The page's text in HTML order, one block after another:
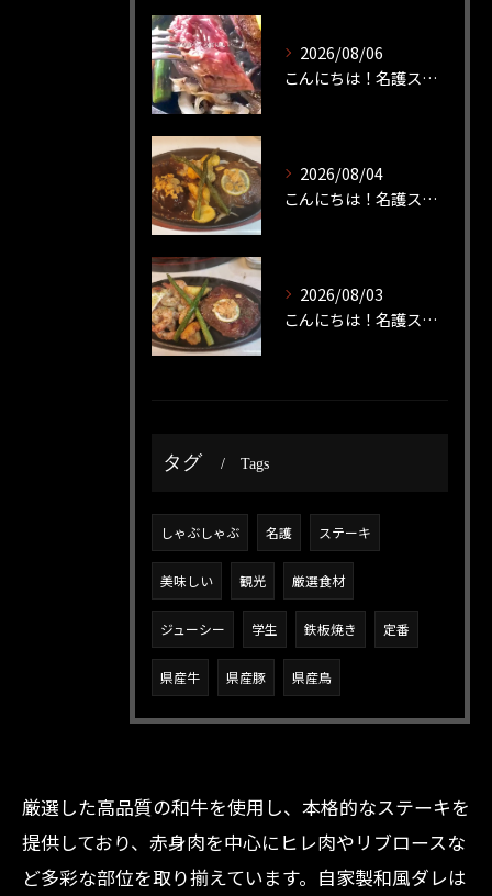
2026/08/06
こんにちは！名護ステーキです！
2026/08/04
こんにちは！名護ステーキです！
2026/08/03
こんにちは！名護ステーキです！
タグ Tags
しゃぶしゃぶ 名護 ステーキ
美味しい 観光 厳選食材
ジューシー 学生 鉄板焼き 定番
県産牛 県産豚 県産鳥
厳選した高品質の和牛を使用し、本格的なステーキを
提供しており、赤身肉を中心にヒレ肉やリブロースな
ど多彩な部位を取り揃えています。自家製和風ダレは